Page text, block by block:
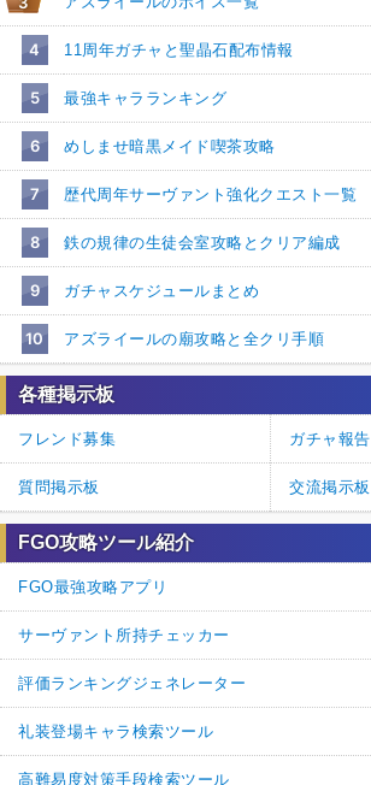
4 11周年ガチャと聖晶石配布情報
5 最強キャラランキング
6 めしませ暗黒メイド喫茶攻略
7 歴代周年サーヴァント強化クエスト一覧
8 鉄の規律の生徒会室攻略とクリア編成
9 ガチャスケジュールまとめ
10 アズライールの廟攻略と全クリ手順
各種掲示板
フレンド募集 ガチャ報告
質問掲示板 交流掲示板
FGO攻略ツール紹介
FGO最強攻略アプリ
サーヴァント所持チェッカー
評価ランキングジェネレーター
礼装登場キャラ検索ツール
高難易度対策手段検索ツール